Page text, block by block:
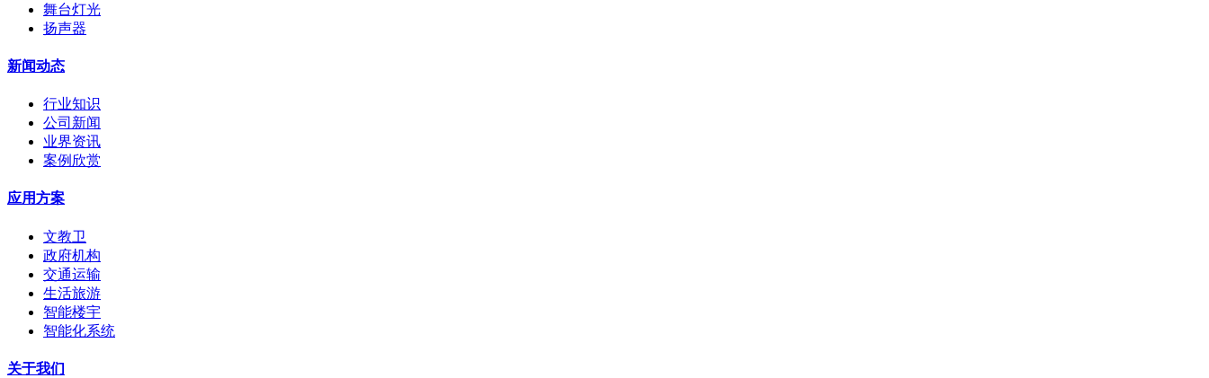
舞台灯光
扬声器
新闻动态
行业知识
公司新闻
业界资讯
案例欣赏
应用方案
文教卫
政府机构
交通运输
生活旅游
智能楼宇
智能化系统
关于我们